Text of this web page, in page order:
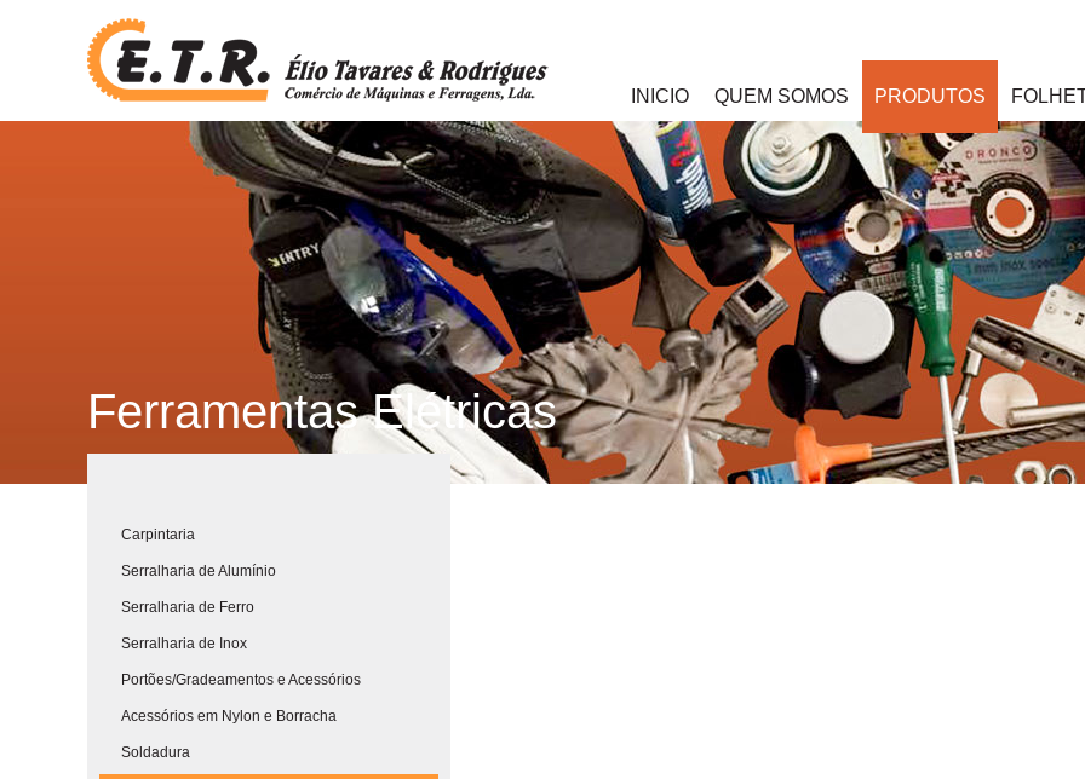
INICIO QUEM SOMOS PRODUTOS
Ferramentas Elétricas
Carpintaria
Serralharia de Alumínio
Serralharia de Ferro
Serralharia de Inox
Portões/Gradeamentos e Acessórios
Acessórios em Nylon e Borracha
Soldadura